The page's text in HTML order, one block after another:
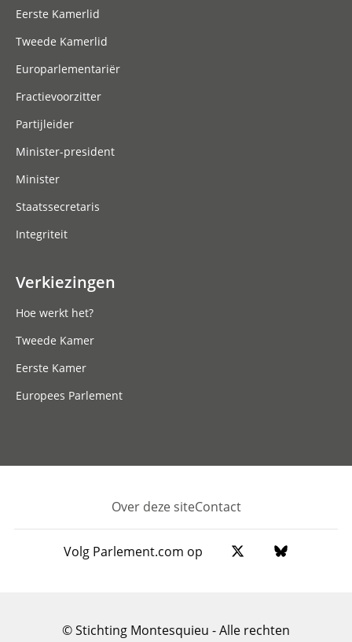
Eerste Kamerlid
Tweede Kamerlid
Europarlementariër
Fractievoorzitter
Partijleider
Minister-president
Minister
Staatssecretaris
Integriteit
Verkiezingen
Hoe werkt het?
Tweede Kamer
Eerste Kamer
Europees Parlement
Footer
Over deze siteContact
Volg Parlement.com op
© Stichting Montesquieu - Alle rechten